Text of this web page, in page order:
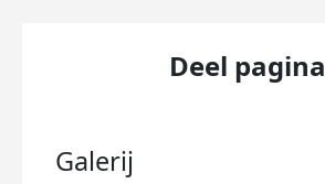
Deel pagina
Galerij